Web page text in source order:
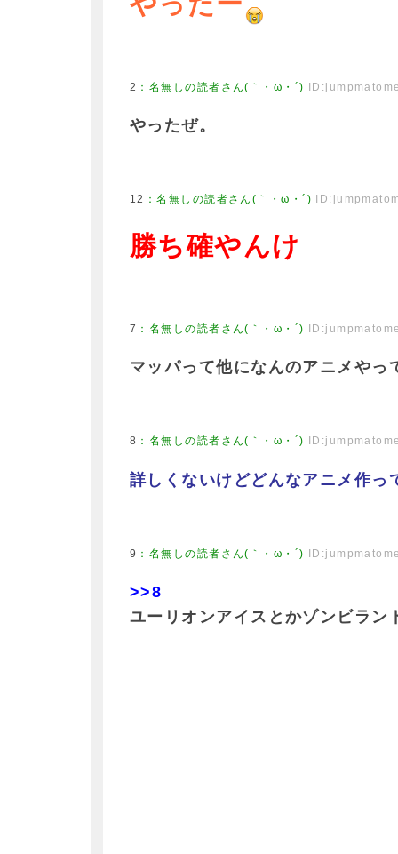
2 ： 名無しの読者さん(｀・ω・´)
やったぜ。
12 ：名無しの読者さん(｀・ω・´)
勝ち確やんけ
7 ： 名無しの読者さん(｀・ω・´)
マッパって他になんのアニメやっ
8 ： 名無しの読者さん(｀・ω・´)
詳しくないけどどんなアニメ作っ
9 ： 名無しの読者さん(｀・ω・´)
>>8
ユーリオンアイスとかゾンビラン